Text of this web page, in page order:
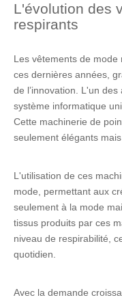
L'évolution des
respirants
Les vêtements de
ces dernières années,
de l’innovation. L'un
système informatique
Cette machinerie de
seulement élégants
L'utilisation de ces
mode, permettant aux
seulement à la mode
tissus produits par ces
niveau de respirabilité,
quotidien.
Avec la demande